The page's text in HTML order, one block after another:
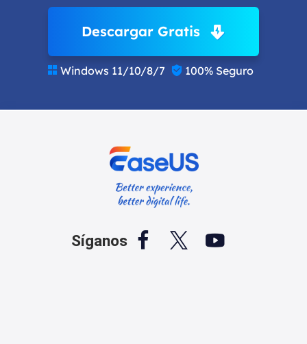
Descargar Gratis
 Windows 11/10/8/7  100% Seguro
Síganos   